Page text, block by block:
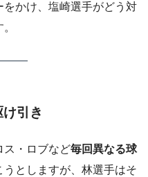
かけ、塩崎選手がどう対
引き
ス・ロブなど毎回異なる球
うとしますが、林選手はそ